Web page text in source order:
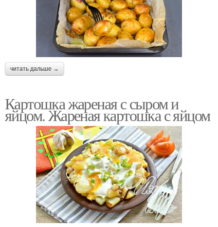
читать дальше →
Картошка жареная с сыром и
яйцом. Жареная картошка с яйцом